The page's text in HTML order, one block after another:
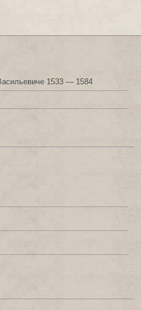
1533 — 1584